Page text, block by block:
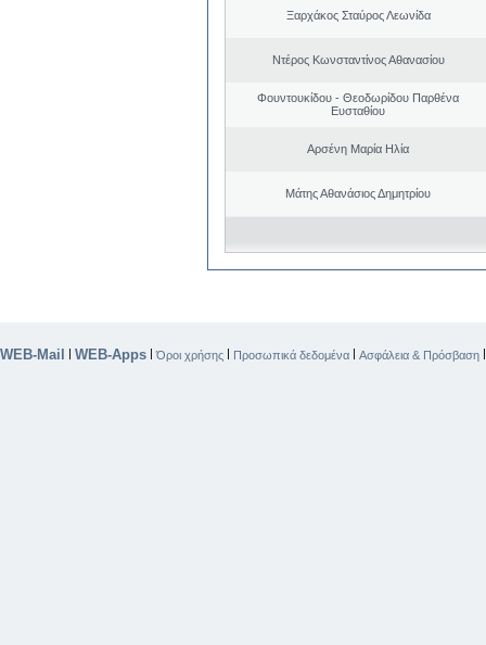
Ξαρχάκος Σταύρος Λεωνίδα
Ντέρος Κωνσταντίνος Αθανασίου
Φουντουκίδου - Θεοδωρίδου Παρθένα
Ευσταθίου
Αρσένη Μαρία Ηλία
Μάτης Αθανάσιος Δημητρίου
WEB-Mail | WEB-Apps |Όροι χρήσης | Προσωπικά δεδομένα | Ασφάλεια & Πρόσβαση